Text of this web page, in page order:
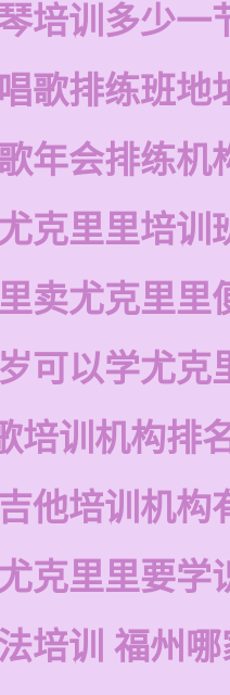
培训多少一
歌排练班地
年会排练机
克里里培训
卖尤克里里
可以学尤克
培训机构排
他培训机构
克里里要学
培训 福州